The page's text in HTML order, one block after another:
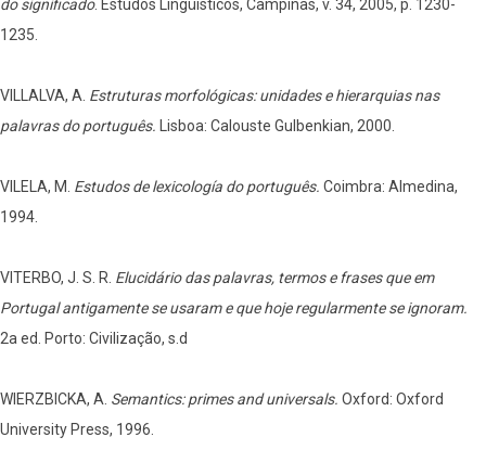
do significado. Estudos Lingüísticos, Campinas, v. 34, 2005, p. 1230-
1235.
VILLALVA, A. Estruturas morfológicas: unidades e hierarquias nas
palavras do português. Lisboa: Calouste Gulbenkian, 2000.
VILELA, M. Estudos de lexicología do português. Coimbra: Almedina,
1994.
VITERBO, J. S. R. Elucidário das palavras, termos e frases que em
Portugal antigamente se usaram e que hoje regularmente se ignoram.
2a ed. Porto: Civilização, s.d
WIERZBICKA, A. Semantics: primes and universals. Oxford: Oxford
University Press, 1996.